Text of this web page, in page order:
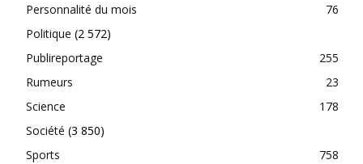
Personnalité du mois
76
Politique (2 572)
Publireportage
255
Rumeurs
23
Science
178
Société (3 850)
Sports
758